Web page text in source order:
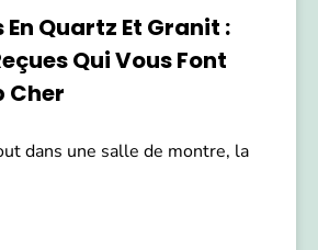
Quartz Et Granit :
Qui Vous Font
Cher
dans une salle de montre, la